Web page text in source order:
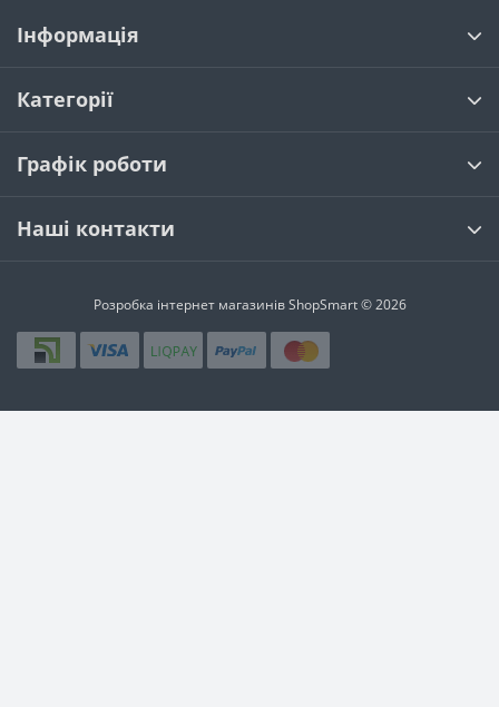
Інформація
Категорії
Графік роботи
Наші контакти
Розробка інтернет магазинівShopSmart © 2026